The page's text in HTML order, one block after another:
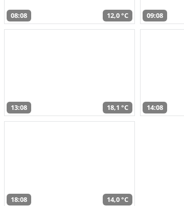
08:08 12,0 °C 09:08
13:08 18,1 °C 14:08
18:08 14,0 °C